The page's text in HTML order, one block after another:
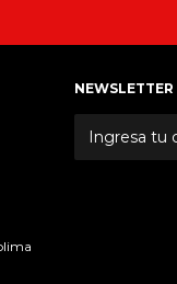
NEWSLETTER